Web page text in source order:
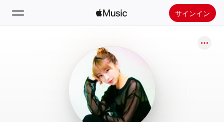
サインイン
Apple Musicをインストール